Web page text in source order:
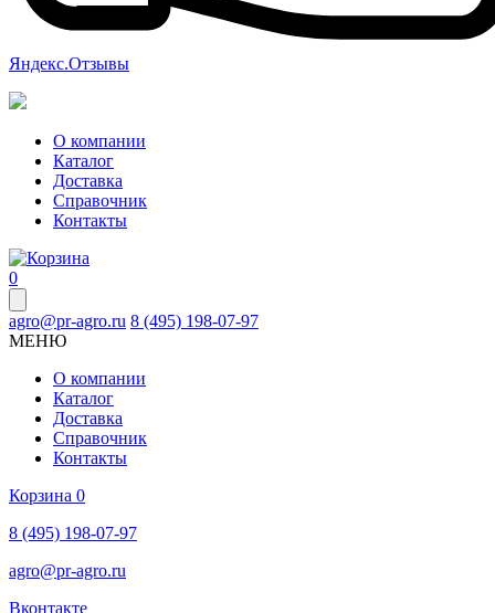
Яндекс.Отзывы
О компании
Каталог
Доставка
Справочник
Контакты
0
agro@pr-agro.ru 8 (495) 198-07-97
МЕНЮ
О компании
Каталог
Доставка
Справочник
Контакты
Корзина 0
8 (495) 198-07-97
agro@pr-agro.ru
Вконтакте